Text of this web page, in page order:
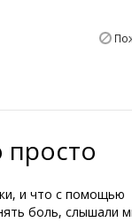
просто
и что с помощью
боль, слышали